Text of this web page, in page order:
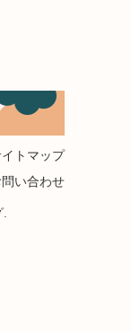
トマップ
問い合わせ